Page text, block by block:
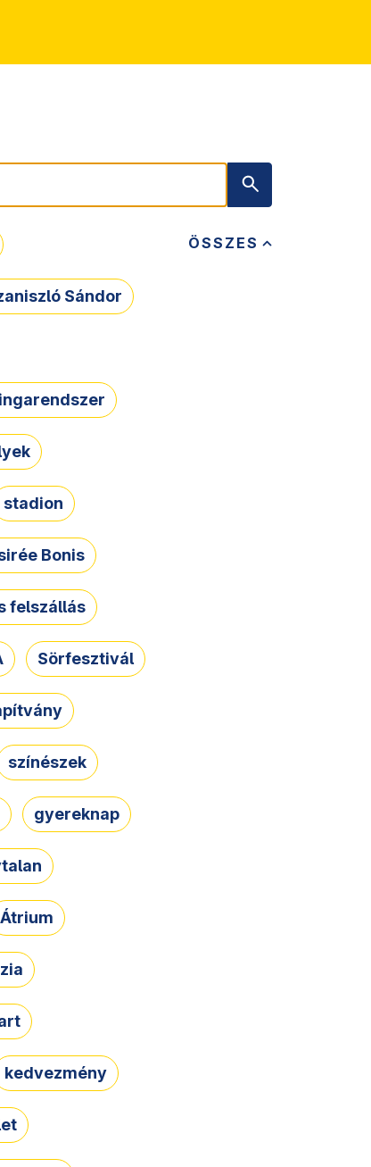
ÖSSZES
Sándor
stadion
Bonis
felszállás
Sörfesztivál
színészek
gyereknap
Átrium
kedvezmény